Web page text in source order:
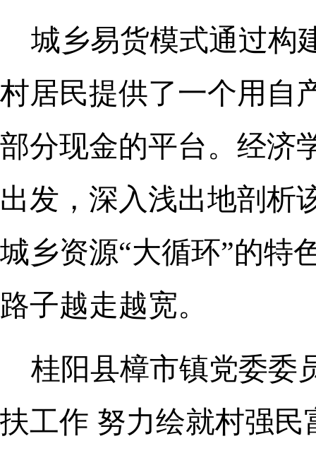
城乡易货模式通过构
村居民提供了一个用自
部分现金的平台。经济
出发，深入浅出地剖析
城乡资源“大循环”的特
路子越走越宽。
桂阳县樟市镇党委委
扶工作 努力绘就村强